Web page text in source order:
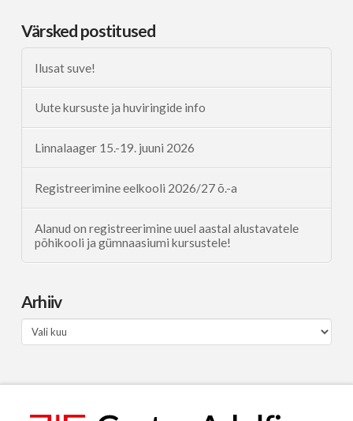
Värsked postitused
Ilusat suve!
Uute kursuste ja huviringide info
Linnalaager 15.-19. juuni 2026
Registreerimine eelkooli 2026/27 õ.-a
Alanud on registreerimine uuel aastal alustavatele
põhikooli ja gümnaasiumi kursustele!
Arhiiv
Arhiiv